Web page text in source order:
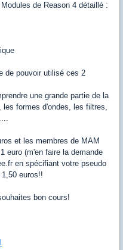
de Reason 4 détaillé :
de pouvoir utilisé ces 2
une grande partie de la
formes d'ondes, les filtres,
et les membres de MAM
euro (m'en faire la demande
en spécifiant votre pseudo
euros!!
bon cours!